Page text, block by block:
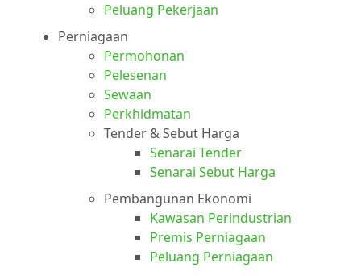
Peluang Pekerjaan
Perniagaan
Permohonan
Pelesenan
Sewaan
Perkhidmatan
Tender & Sebut Harga
Senarai Tender
Senarai Sebut Harga
Pembangunan Ekonomi
Kawasan Perindustrian
Premis Perniagaan
Peluang Perniagaan